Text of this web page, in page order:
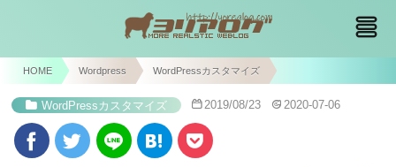
HOME Wordpress WordPressカスタマイズ
WordPressカスタマイズ 2019/08/23 2020-07-06